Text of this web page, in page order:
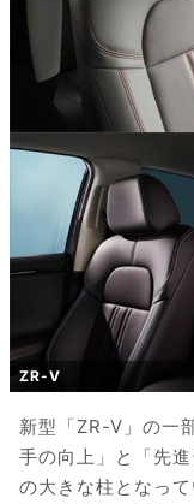
ZR-V
新型「ZR-V」の一
手の向上」と「先
の大きな柱となっ